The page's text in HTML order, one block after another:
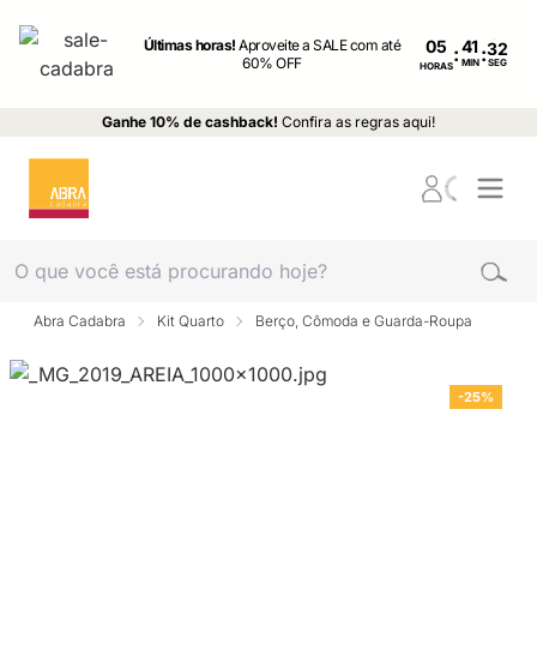
Últimas horas!Aproveite a SALE com até
60% OFF
05
HORAS: MIN : SEG
Ganhe 10% de cashback! Confira as regras aqui!
Abra Cadabra Kit Quarto Berço, Cômoda e Guarda-Roupa
-25%